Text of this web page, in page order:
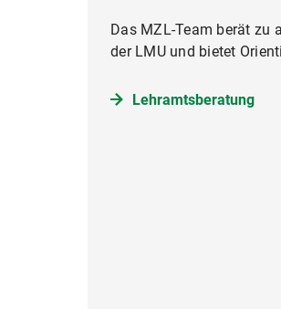
Das MZL-Team berät zu
der LMU und bietet
Lehramtsberatung